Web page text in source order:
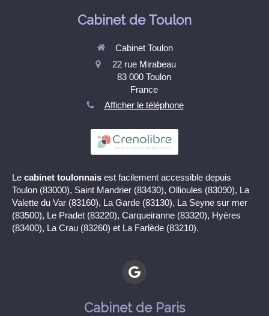
Cabinet de Toulon
Cabinet Toulon
22 rue Mirabeau
83 000 Toulon
France
Afficher le téléphone
Le cabinet toulonnais est facilement accessible depuis
Toulon (83000), Saint Mandrier (83430), Ollioules (83090), La
Valette du Var (83160), La Garde (83130), La Seyne sur mer
(83500), Le Pradet (83220), Carqueiranne (83320), Hyères
(83400), La Crau (83260) et La Farlède (83210).
Cabinet de Paris